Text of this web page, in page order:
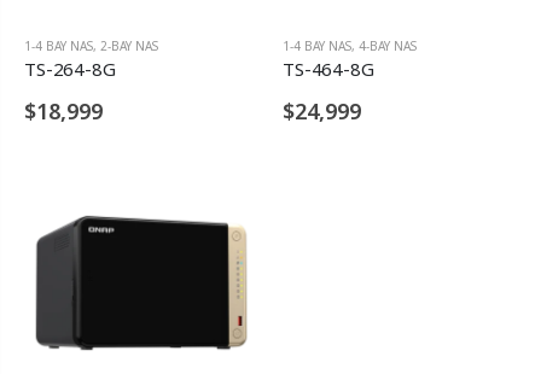
1-4 BAY NAS, 2-BAY NAS
TS-264-8G
$18,999
1-4 BAY NAS, 4-BAY NAS
TS-464-8G
$24,999